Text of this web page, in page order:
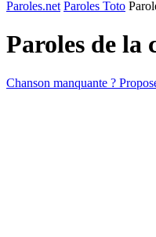
Paroles.net Paroles Toto
Paroles de la
Chanson manquante ?